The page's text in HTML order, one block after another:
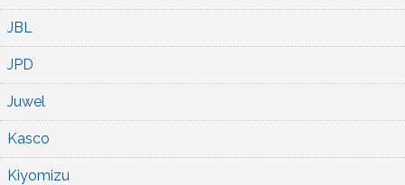
JBL
JPD
Juwel
Kasco
Kiyomizu